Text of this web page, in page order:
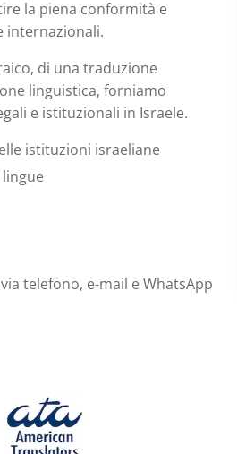
la piena conformità e
internazionali.
di una traduzione
linguistica, forniamo
e istituzionali in Israele.
istituzioni israeliane
telefono, e-mail e WhatsApp